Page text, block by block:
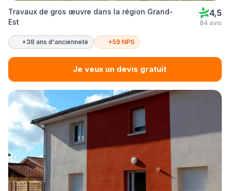
Travaux de gros œuvre dans la région Grand-
Est
4,5
84 avis
+38 ans d'ancienneté +59 NPS
Je veux un devis gratuit